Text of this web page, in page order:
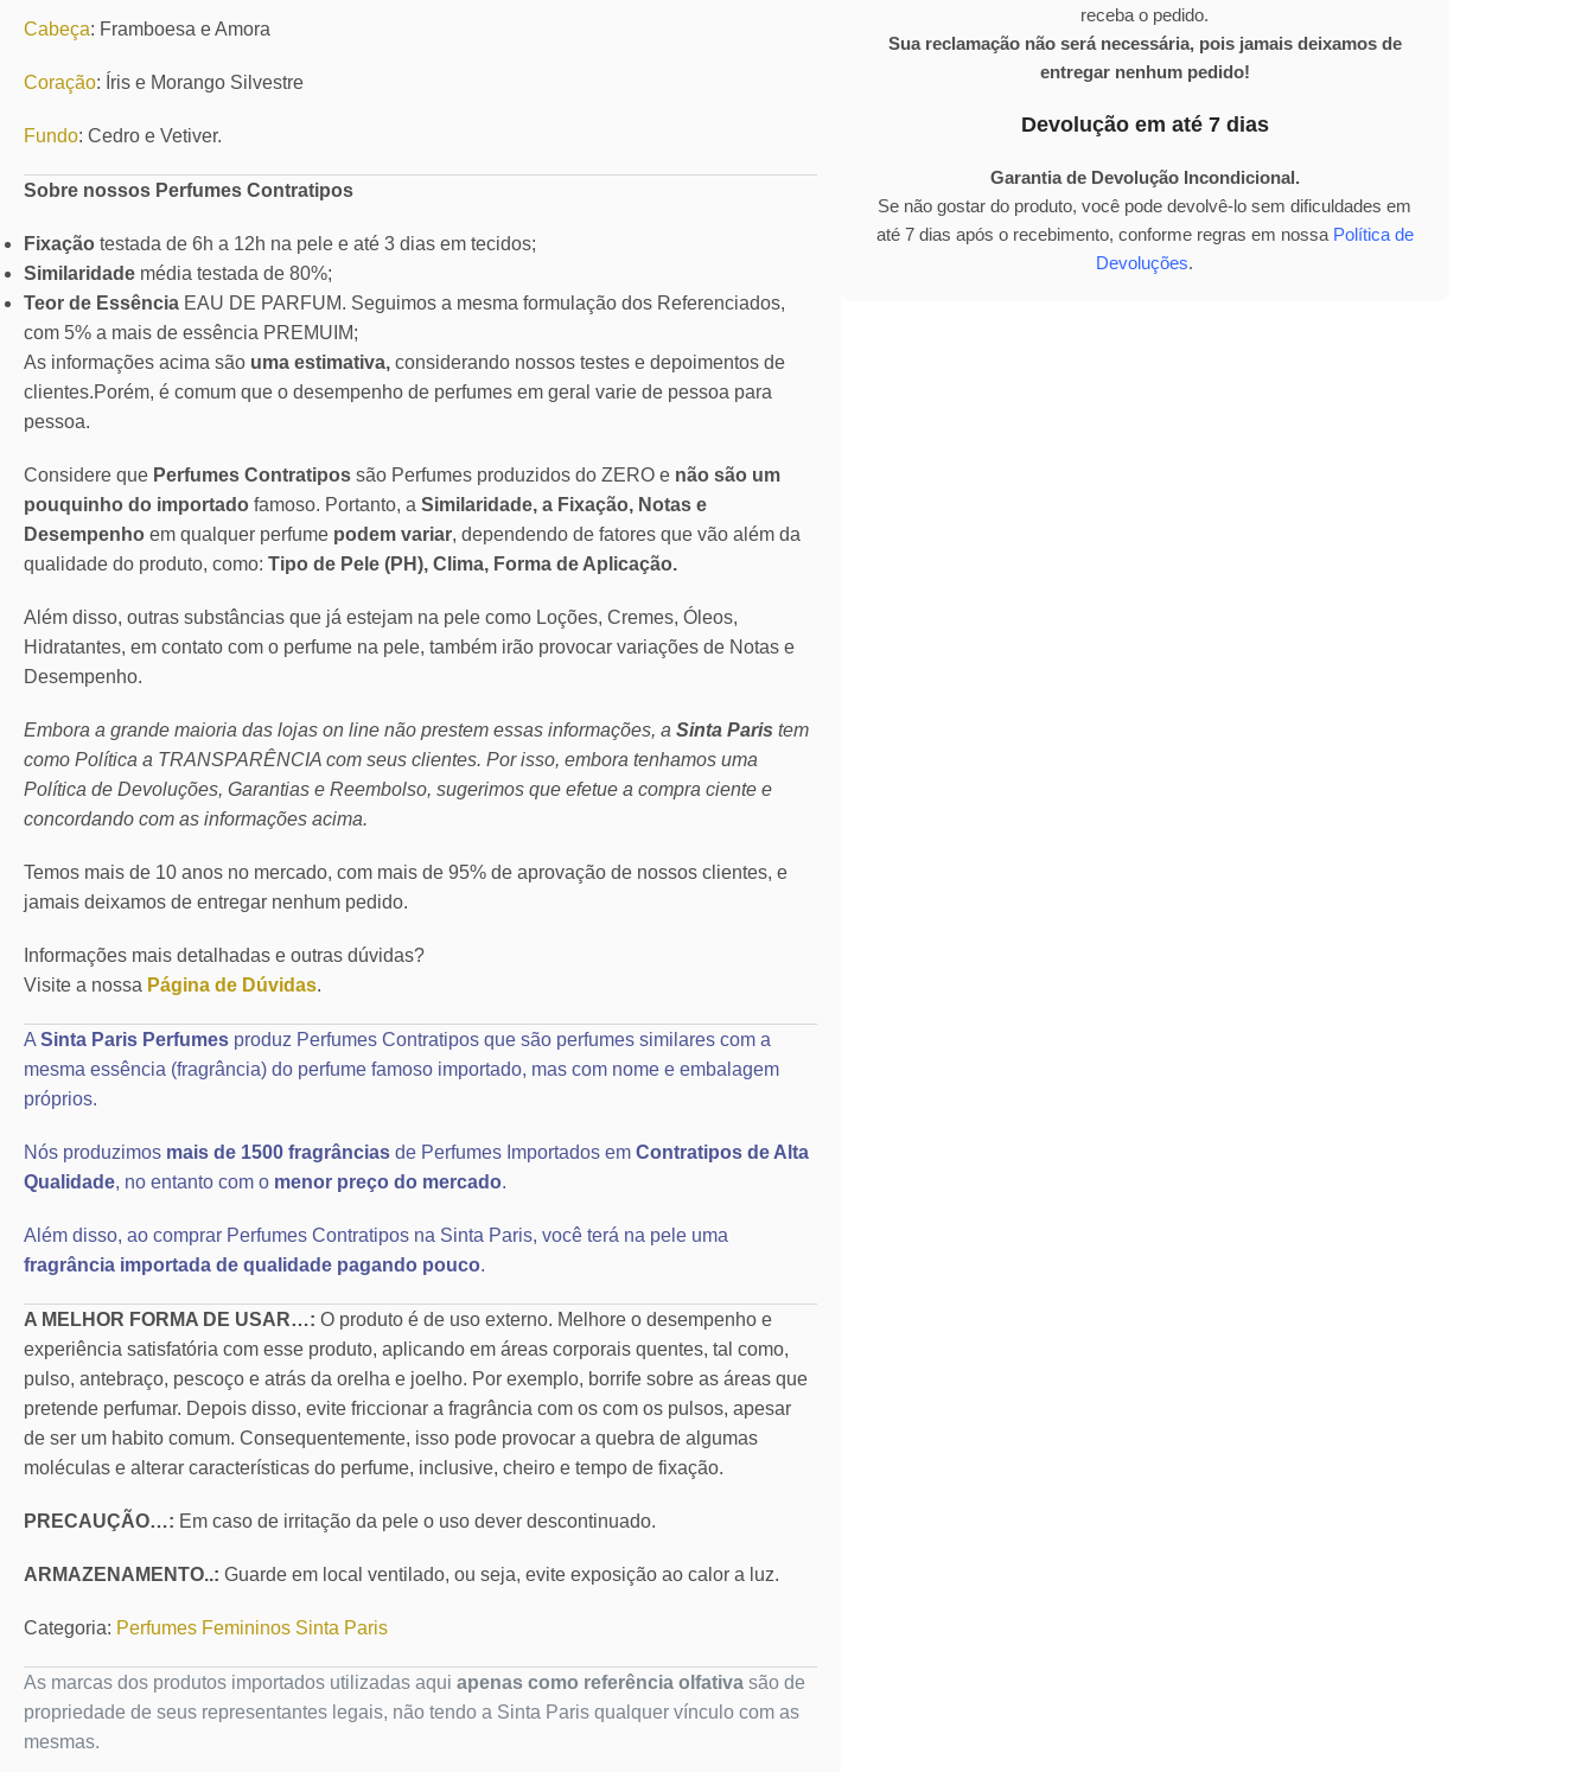
Cabeça: Framboesa e Amora
Coração: Íris e Morango Silvestre
Fundo: Cedro e Vetiver.
Sobre nossos Perfumes Contratipos
Fixação testada de 6h a 12h na pele e até 3 dias em tecidos;
Similaridade média testada de 80%;
Teor de Essência EAU DE PARFUM. Seguimos a mesma formulação dos Referenciados,
com 5% a mais de essência PREMUIM;
As informações acima são uma estimativa, considerando nossos testes e depoimentos de
clientes.Porém, é comum que o desempenho de perfumes em geral varie de pessoa para
pessoa.
Considere que Perfumes Contratipos são Perfumes produzidos do ZERO e não são um
pouquinho do importado famoso. Portanto, a Similaridade, a Fixação, Notas e
Desempenho em qualquer perfume podem variar, dependendo de fatores que vão além da
qualidade do produto, como: Tipo de Pele (PH), Clima, Forma de Aplicação.
Além disso, outras substâncias que já estejam na pele como Loções, Cremes, Óleos,
Hidratantes, em contato com o perfume na pele, também irão provocar variações de Notas e
Desempenho.
Embora a grande maioria das lojas on line não prestem essas informações, a Sinta Paris tem
como Política a TRANSPARÊNCIA com seus clientes. Por isso, embora tenhamos uma
Política de Devoluções, Garantias e Reembolso, sugerimos que efetue a compra ciente e
concordando com as informações acima.
Temos mais de 10 anos no mercado, com mais de 95% de aprovação de nossos clientes, e
jamais deixamos de entregar nenhum pedido.
Informações mais detalhadas e outras dúvidas?
Visite a nossa Página de Dúvidas.
A Sinta Paris Perfumes produz Perfumes Contratipos que são perfumes similares com a
mesma essência (fragrância) do perfume famoso importado, mas com nome e embalagem
próprios.
Nós produzimos mais de 1500 fragrâncias de Perfumes Importados em Contratipos de Alta
Qualidade, no entanto com o menor preço do mercado.
Além disso, ao comprar Perfumes Contratipos na Sinta Paris, você terá na pele uma
fragrância importada de qualidade pagando pouco.
A MELHOR FORMA DE USAR…: O produto é de uso externo. Melhore o desempenho e
experiência satisfatória com esse produto, aplicando em áreas corporais quentes, tal como,
pulso, antebraço, pescoço e atrás da orelha e joelho. Por exemplo, borrife sobre as áreas que
pretende perfumar. Depois disso, evite friccionar a fragrância com os com os pulsos, apesar
de ser um habito comum. Consequentemente, isso pode provocar a quebra de algumas
moléculas e alterar características do perfume, inclusive, cheiro e tempo de fixação.
PRECAUÇÃO…: Em caso de irritação da pele o uso dever descontinuado.
ARMAZENAMENTO..: Guarde em local ventilado, ou seja, evite exposição ao calor a luz.
Categoria: Perfumes Femininos Sinta Paris
As marcas dos produtos importados utilizadas aqui apenas como referência olfativa são de
propriedade de seus representantes legais, não tendo a Sinta Paris qualquer vínculo com as
mesmas.
receba o pedido.
Sua reclamação não será necessária, pois jamais deixamos de
entregar nenhum pedido!
Devolução em até 7 dias
Garantia de Devolução Incondicional.
Se não gostar do produto, você pode devolvê-lo sem dificuldades em
até 7 dias após o recebimento, conforme regras em nossa Política de
Devoluções.